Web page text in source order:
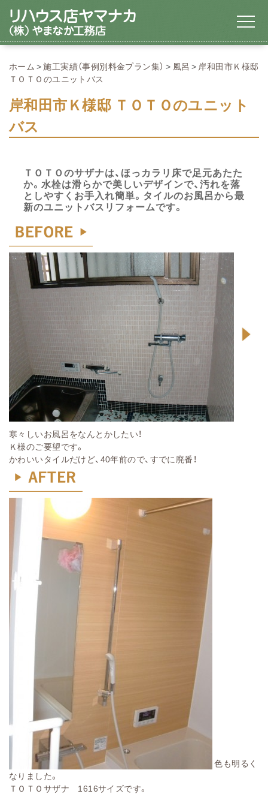
ホーム 施工実績（事例別料金プラン集） 風呂
岸和田市Ｋ様邸
ＴＯＴＯのユニットバス
岸和田市Ｋ様邸 ＴＯＴＯのユニット
バス
ＴＯＴＯのサザナは、ほっカラリ床で足元あたた
か。水栓は滑らかで美しいデザインで、汚れを落
としやすくお手入れ簡単。タイルのお風呂から最
新のユニットバスリフォームです。
寒々しいお風呂をなんとかしたい！
Ｋ様のご要望です。
かわいいタイルだけど、40年前ので、すでに廃番！
色も明るく
なりました。
ＴＯＴＯサザナ 1616サイズです。